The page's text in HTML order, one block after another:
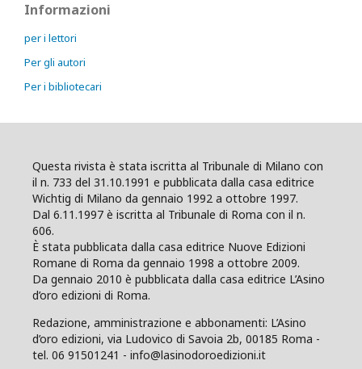
Informazioni
per i lettori
Per gli autori
Per i bibliotecari
Questa rivista è stata iscritta al Tribunale di Milano con
il n. 733 del 31.10.1991 e pubblicata dalla casa editrice
Wichtig di Milano da gennaio 1992 a ottobre 1997.
Dal 6.11.1997 è iscritta al Tribunale di Roma con il n.
606.
È stata pubblicata dalla casa editrice Nuove Edizioni
Romane di Roma da gennaio 1998 a ottobre 2009.
Da gennaio 2010 è pubblicata dalla casa editrice L’Asino
d’oro edizioni di Roma.
Redazione, amministrazione e abbonamenti: L’Asino
d’oro edizioni, via Ludovico di Savoia 2b, 00185 Roma -
tel. 06 91501241 - info@lasinodoroedizioni.it